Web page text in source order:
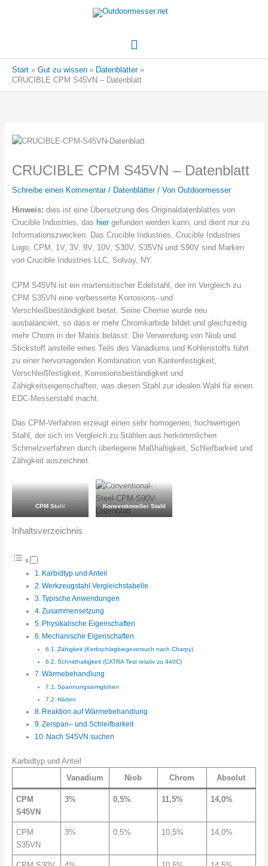
Hauptmenü
Start Gut zu wissen
Datenblätter
CRUCIBLE CPM S45VN – Datenblatt
CRUCIBLE CPM S45VN – Datenblatt
Schreibe einen Kommentar / Datenblätter/ Von Outdoormesser
Hinweis: dies ist eine Übersetzung des Originaldatenblattes von
Crucible Industries, das hiergefunden werden kann, und dient nur zu
Informationszwecken. Das Crucible Industries, Crucible Industries
Logo, CPM, 1V, 3V, 9V, 10V, S30V, S35VN und S90V sind Marken
von Crucible Industries LLC, Solvay, NY.
CPM S45VN ist ein martensitischer Edelstahl, der im Vergleich zu
CPM S35VN eine verbesserte Korrosions- und
Verschleißbeständigkeit bietet. Seine Chemie wurde neu
ausbalanciert, so dass er mehr Chromkarbide bildet und gleichzeitig
mehr Chrom in der Matrix belässt. Die Verwendung von Niob und
Stickstoff anstelle eines Teils des Vanadiums und Kohlenstoffs führt
zu einer hervorragenden Kombination von Kantenfestigkeit,
Verschleißfestigkeit, Korrosionsbeständigkeit und
Zähigkeitseigenschaften, was diesen Stahl zur idealen Wahl für einen
EDC-Messerstahl macht.
Das CPM-Verfahren erzeugt einen sehr homogenen, hochwertigen
Stahl, der sich im Vergleich zu Stählen aus herkömmlichen
Schmelzverfahren durch überlegene Maßhaltigkeit, Schleifbarkeit und
Zähigkeit auszeichnet.
CPM Stahl Konventioneller Stahl
Inhaltsverzeichnis
Karbidtyp und Anteil
Werkzeugstahl Vergleichstabelle
Typische Anwendungen
Zusammensetzung
Physikalische Eigenschaften
Mechanische Eigenschaften
Zähigkeit (Kerbschlagbiegeversuch nach Charpy)
Schnitthaltigkeit (CATRA Test relativ zu 440C)
Wärmebehandlung
Spannungsarmglühen
Härten
Reaktion auf Wärmebehandlung
Zerspan– und Schleifbarkeit
Nach S45VN suchen
Karbidtyp und Anteil
Vanadium
Niob Chrom Absolut
CPM
S45VN
3% 0,5% 11,5% 14,0%
CPM
S35VN
3% 0,5% 10,5% 14,0%